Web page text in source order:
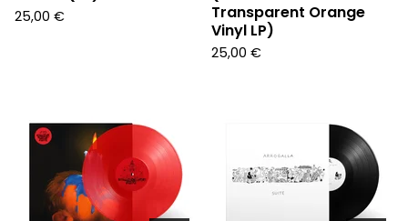
25,00 €
Transparent Orange
Vinyl LP)
25,00 €